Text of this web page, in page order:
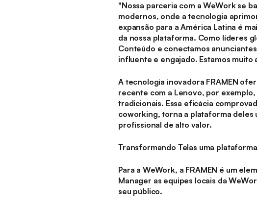
"Nossa parceria com a WeWork se
modernos, onde a tecnologia
expansão para a América Latina é
da nossa plataforma. Como líderes
Conteúdo e conectamos
influente e engajado. Estamos
A tecnologia inovadora FRAMEN
recente com a Lenovo, por exemplo,
tradicionais. Essa eficácia
coworking, torna a plataforma deles
profissional de alto valor.
Transformando Telas uma
Para a WeWork, a FRAMEN é um
Manager as equipes locais da
seu público.